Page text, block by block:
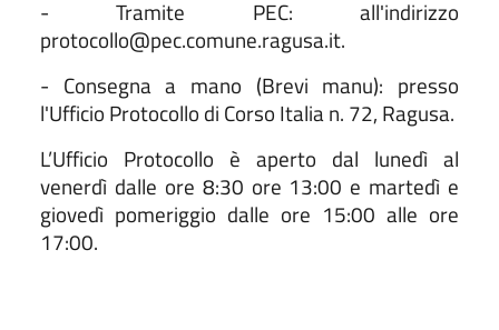
- Tramite PEC: all'indirizzo
protocollo@pec.comune.ragusa.it.
- Consegna a mano (Brevi manu): presso
l'Ufficio Protocollo di Corso Italia n. 72, Ragusa.
L’Ufficio Protocollo è aperto dal lunedì al
venerdì dalle ore 8:30 ore 13:00 e martedì e
giovedì pomeriggio dalle ore 15:00 alle ore
17:00.